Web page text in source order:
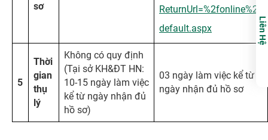
sơ
ReturnUrl=%2fonline%2f
default.aspx
5
Thời
gian
thụ
lý
Không có quy định
(Tại sở KH&ĐT HN:
10-15 ngày làm việc
kể từ ngày nhận đủ
hồ sơ)
03 ngày làm việc kể từ
ngày nhận đủ hồ sơ
Liên Hệ